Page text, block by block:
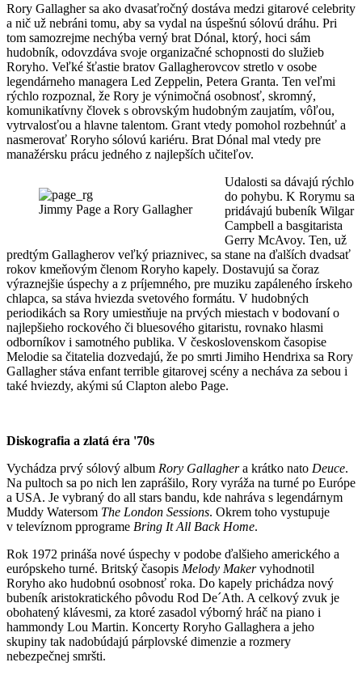
Rory Gallagher sa ako dvasaťročný dostáva medzi gitarové celebrity
a nič už nebráni tomu, aby sa vydal na úspešnú sólovú dráhu. Pri
tom samozrejme nechýba verný brat Dónal, ktorý, hoci sám
hudobník, odovzdáva svoje organizačné schopnosti do služieb
Roryho. Veľké šťastie bratov Gallagherovcov stretlo v osobe
legendárneho managera Led Zeppelin, Petera Granta. Ten veľmi
rýchlo rozpoznal, že Rory je výnimočná osobnosť, skromný,
komunikatívny človek s obrovským hudobným zaujatím, vôľou,
vytrvalosťou a hlavne talentom. Grant vtedy pomohol rozbehnúť a
nasmerovať Roryho sólovú kariéru. Brat Dónal mal vtedy pre
manažérsku prácu jedného z najlepších učiteľov.
Jimmy Page a Rory Gallagher
Udalosti sa dávajú rýchlo
do pohybu. K Rorymu sa
pridávajú bubeník Wilgar
Campbell a basgitarista
Gerry McAvoy. Ten, už
predtým Gallagherov veľký priaznivec, sa stane na ďalších dvadsať
rokov kmeňovým členom Roryho kapely. Dostavujú sa čoraz
výraznejšie úspechy a z príjemného, pre muziku zapáleného írskeho
chlapca, sa stáva hviezda svetového formátu. V hudobných
periodikách sa Rory umiestňuje na prvých miestach v bodovaní o
najlepšieho rockového či bluesového gitaristu, rovnako hlasmi
odborníkov i samotného publika. V československom časopise
Melodie sa čitatelia dozvedajú, že po smrti Jimiho Hendrixa sa Rory
Gallagher stáva enfant terrible gitarovej scény a necháva za sebou i
také hviezdy, akými sú Clapton alebo Page.
Diskografia a zlatá éra '70s
Vychádza prvý sólový album Rory Gallaghera krátko nato Deuce.
Na pultoch sa po nich len zaprášilo, Rory vyráža na turné po Európe
a USA. Je vybraný do all stars bandu, kde nahráva s legendárnym
Muddy Watersom The London Sessions. Okrem toho vystupuje
v televíznom pprograme Bring It All Back Home.
Rok 1972 prináša nové úspechy v podobe ďalšieho amerického a
európskeho turné. Britský časopis Melody Makervyhodnotil
Roryho ako hudobnú osobnosť roka. Do kapely prichádza nový
bubeník aristokratického pôvodu Rod De´Ath. A celkový zvuk je
obohatený klávesmi, za ktoré zasadol výborný hráč na piano i
hammondy Lou Martin. Koncerty Roryho Gallaghera a jeho
skupiny tak nadobúdajú párplovské dimenzie a rozmery
nebezpečnej smršti.